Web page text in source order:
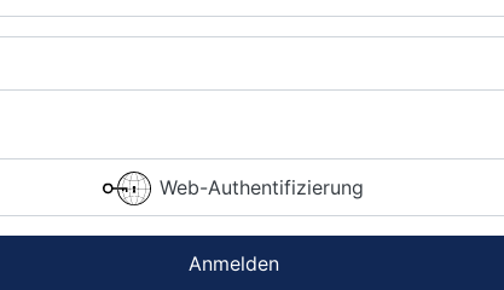
Web-Authentifizierung
Anmelden